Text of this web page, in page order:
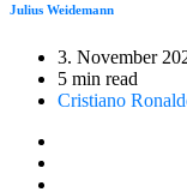
Julius Weidemann
3. November
5 min read
Cristiano